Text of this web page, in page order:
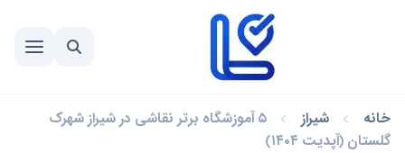
خانه شیراز
۵ آموزشگاه برتر نقاشی در شیراز شهرک
گلستان (آپدیت ۱۴۰۴)